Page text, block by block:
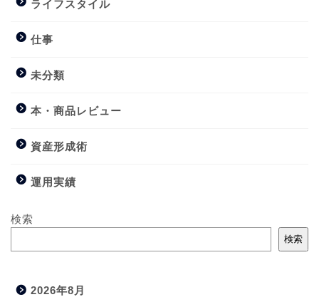
ライフスタイル
仕事
未分類
本・商品レビュー
資産形成術
運用実績
検索
検索
2026年8月